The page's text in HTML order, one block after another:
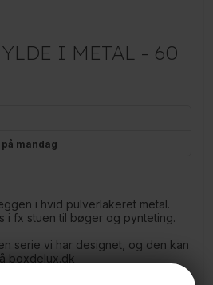
I METAL - 60
på mandag
i hvid pulverlakeret metal.
i fx stuen til bøger og pynteting.
serie vi har designet, og den kan
boxdelux.dk